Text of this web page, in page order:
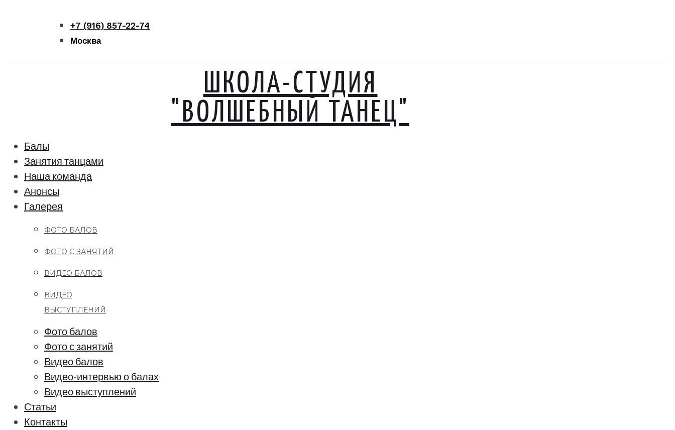
+7 (916) 857-22-74
Москва
ШКОЛА-СТУДИЯ
"ВОЛШЕБНЫЙ ТАНЕЦ"
Балы
Занятия танцами
Наша команда
Анонсы
Галерея
ФОТО БАЛОВ
ФОТО С ЗАНЯТИЙ
ВИДЕО БАЛОВ
ВИДЕО
ВЫСТУПЛЕНИЙ
Фото балов
Фото с занятий
Видео балов
Видео-интервью о балах
Видео выступлений
Статьи
Контакты